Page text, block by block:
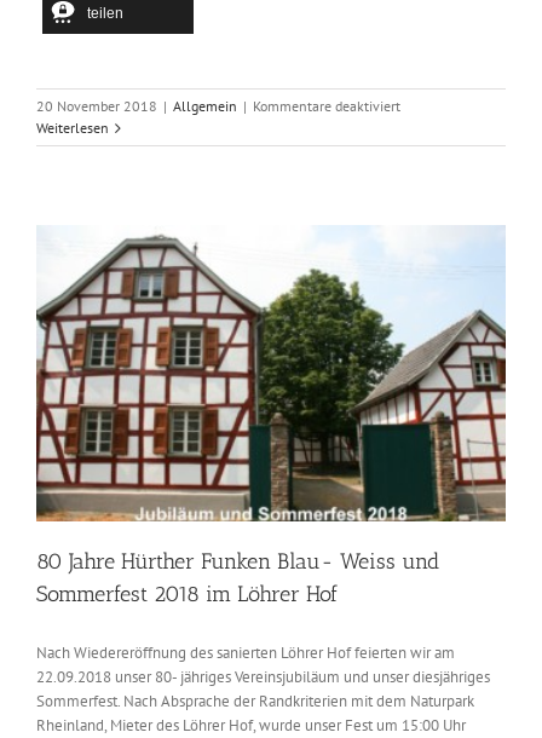
teilen
20 November 2018 | Allgemein | Kommentare deaktiviertfür
Ordenstag
Weiterlesen
80 Jahre Hürther Funken Blau- Weiss und
Sommerfest 2018 im Löhrer Hof
Nach Wiedereröffnung des sanierten Löhrer Hof feierten wir am
22.09.2018 unser 80- jähriges Vereinsjubiläum und unser diesjähriges
Sommerfest. Nach Absprache der Randkriterien mit dem Naturpark
Rheinland, Mieter des Löhrer Hof, wurde unser Fest um 15:00 Uhr